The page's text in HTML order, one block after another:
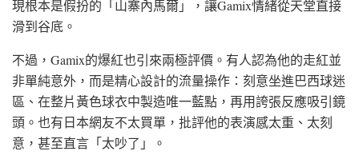
現根本是假扮的「山寨內馬爾」，讓Gamix情緒從天堂直接
滑到谷底。
不過，Gamix的爆紅也引來兩極評價。有人認為他的走紅並
非單純意外，而是精心設計的流量操作：刻意坐進巴西球迷
區、在整片黃色球衣中製造唯一藍點，再用誇張反應吸引鏡
頭。也有日本網友不太買單，批評他的表演感太重、太刻
意，甚至直言「太吵了」。